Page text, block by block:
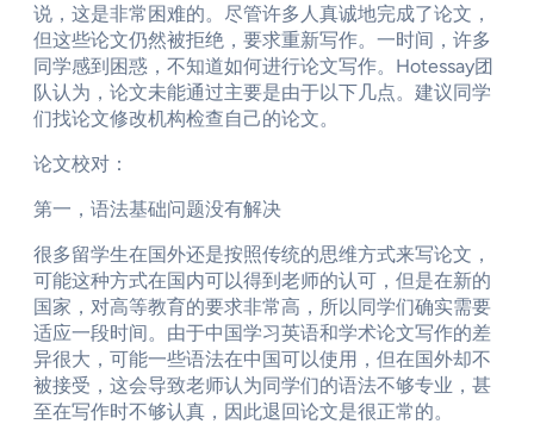
说，这是非常困难的。尽管许多人真诚地完成了论文，
但这些论文仍然被拒绝，要求重新写作。一时间，许多
同学感到困惑，不知道如何进行论文写作。Hotessay团
队认为，论文未能通过主要是由于以下几点。建议同学
们找论文修改机构检查自己的论文。
论文校对：
第一，语法基础问题没有解决
很多留学生在国外还是按照传统的思维方式来写论文，
可能这种方式在国内可以得到老师的认可，但是在新的
国家，对高等教育的要求非常高，所以同学们确实需要
适应一段时间。由于中国学习英语和学术论文写作的差
异很大，可能一些语法在中国可以使用，但在国外却不
被接受，这会导致老师认为同学们的语法不够专业，甚
至在写作时不够认真，因此退回论文是很正常的。